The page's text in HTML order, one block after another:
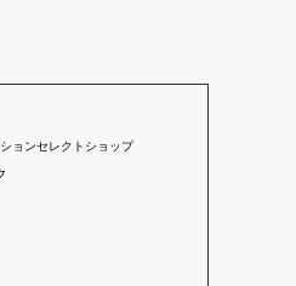
ョンセレクトショップ